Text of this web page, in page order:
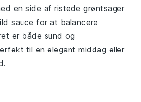
en side af ristede grøntsager
sauce for at balancere
er både sund og
til en elegant middag eller